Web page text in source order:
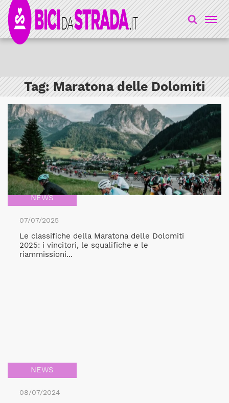
Tag:Maratona delle Dolomiti
NEWS
07/07/2025
Le classifiche della Maratona delle Dolomiti
2025: i vincitori, le squalifiche e le
riammissioni...
NEWS
08/07/2024